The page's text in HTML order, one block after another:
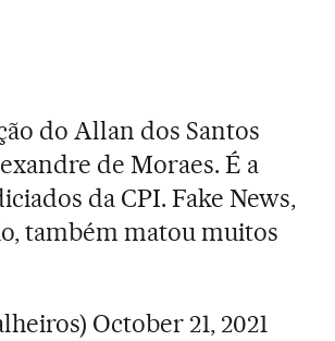
do Allan dos Santos
de Moraes. É a
da CPI. Fake News,
também matou muitos
October 21, 2021